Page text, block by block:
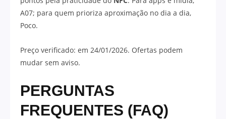
A07; para quem prioriza aproximação no dia a dia,
Poco.
Preço verificado: em 24/01/2026. Ofertas podem
mudar sem aviso.
PERGUNTAS
FREQUENTES (FAQ)